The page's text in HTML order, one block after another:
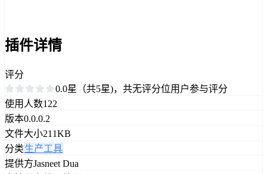
插件详情
评分
0.0星（共5星)，共无评分位用户参与评分
使用人数122
版本0.0.0.2
文件大小211KB
分类生产工具
提供方Jasneet Dua